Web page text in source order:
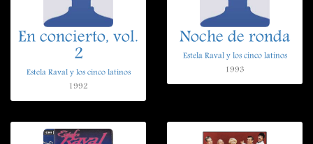
En concierto, vol.
2
Estela Raval y los cinco latinos
1992
Noche de ronda
Estela Raval y los cinco latinos
1993